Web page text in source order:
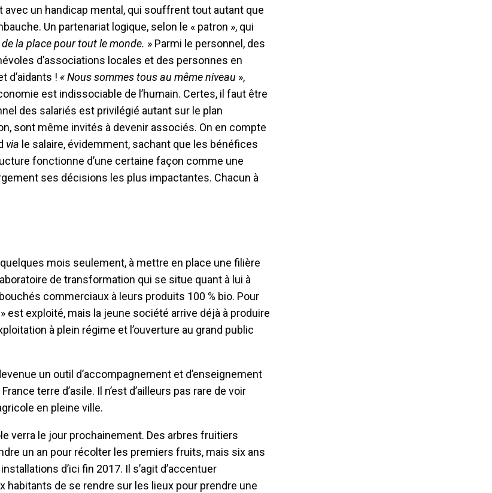
un handicap mental, qui souffrent tout autant que
Un partenariat logique, selon le « patron », qui
de la place pour tout le monde. » Parmi le personnel, des
d’associations locales et des personnes en
d’aidants ! « Nous sommes tous au même niveau »,
est indissociable de l’humain. Certes, il faut être
des salariés est privilégié autant sur le plan
sont même invités à devenir associés. On en compte
via le salaire, évidemment, sachant que les bénéfices
fonctionne d’une certaine façon comme une
ses décisions les plus impactantes. Chacun à
mois seulement, à mettre en place une filière
de transformation qui se situe quant à lui à
commerciaux à leurs produits 100 % bio. Pour
est exploité, mais la jeune société arrive déjà à produire
à plein régime et l’ouverture au grand public
un outil d’accompagnement et d’enseignement
terre d’asile. Il n’est d’ailleurs pas rare de voir
en pleine ville.
verra le jour prochainement. Des arbres fruitiers
un an pour récolter les premiers fruits, mais six ans
d’ici fin 2017. Il s’agit d’accentuer
habitants de se rendre sur les lieux pour prendre une